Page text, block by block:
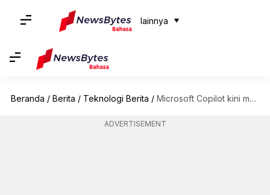
lainnya
Beranda / Berita / Teknologi Berita / Microsoft Copilot kini memungkinkan Anda membuat lagu AI: Begini caranya
ADVERTISEMENT